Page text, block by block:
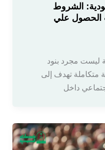
الشروط
الحصول علي
ليست مجرد بنود
متكاملة تهدف إلى
داخل